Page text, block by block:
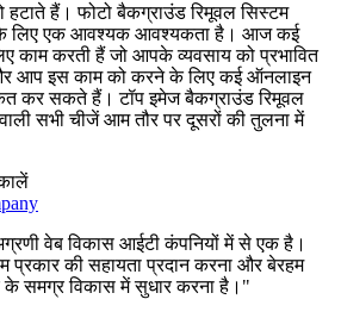
हैं। फोटो बैकग्राउंड रिमूवल सिस्टम
के लिए एक आवश्यक आवश्यकता है। आज कई
काम करती हैं जो आपके व्यवसाय को प्रभावित
आप इस काम को करने के लिए कई ऑनलाइन
कर सकते हैं। टॉप इमेज बैकग्राउंड रिमूवल
सभी चीजें आम तौर पर दूसरों की तुलना में
वेब विकास आईटी कंपनियों में से एक है।
प्रकार की सहायता प्रदान करना और बेरहम
के समग्र विकास में सुधार करना है।"